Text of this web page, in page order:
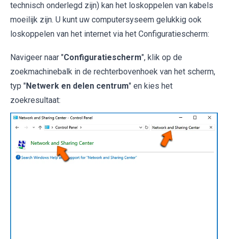
technisch onderlegd zijn) kan het loskoppelen van kabels
moeilijk zijn. U kunt uw computersyseem gelukkig ook
loskoppelen van het internet via het Configuratiescherm:
Navigeer naar "Configuratiescherm", klik op de
zoekmachinebalk in de rechterbovenhoek van het scherm,
typ "Netwerk en delen centrum" en kies het
zoekresultaat: